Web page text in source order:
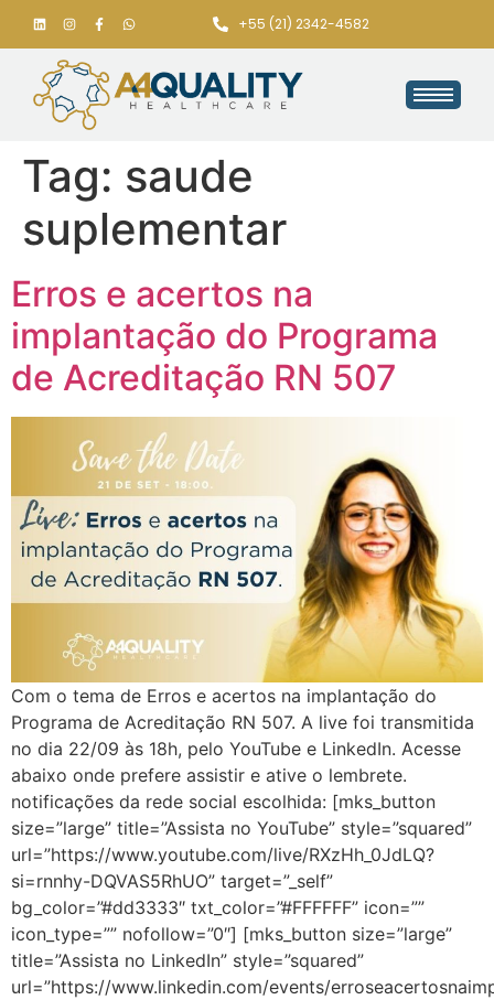
+55 (21) 2342-4582
Tag: saude
suplementar
Erros e acertos na
implantação do Programa
de Acreditação RN 507
Com o tema de Erros e acertos na implantação do
Programa de Acreditação RN 507. A live foi transmitida
no dia 22/09 às 18h, pelo YouTube e LinkedIn. Acesse
abaixo onde prefere assistir e ative o lembrete.
notificações da rede social escolhida: [mks_button
size=”large” title=”Assista no YouTube” style=”squared”
url=”https://www.youtube.com/live/RXzHh_0JdLQ?
si=rnnhy-DQVAS5RhUO” target=”_self”
bg_color=”#dd3333″ txt_color=”#FFFFFF” icon=””
icon_type=”” nofollow=”0″] [mks_button size=”large”
title=”Assista no LinkedIn” style=”squared”
url=”https://www.linkedin.com/events/